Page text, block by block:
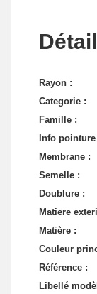
Rayon :
Categorie :
Famille :
Info pointure
Membrane :
Semelle :
Doublure :
Matiere
Matière :
Couleur
Référence :
Libellé